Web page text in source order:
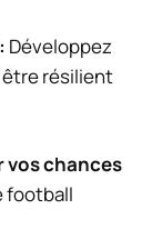
: Développez
être résilient
vos chances
football